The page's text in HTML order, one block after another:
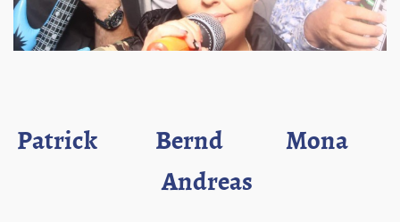
Patrick Bernd Mona
Andreas